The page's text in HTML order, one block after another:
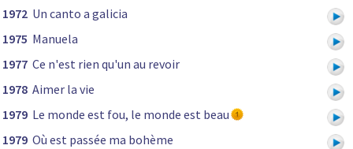
1972 Un canto a galicia
1975 Manuela
1977 Ce n'est rien qu'un au revoir
1978 Aimer la vie
1979 Le monde est fou, le monde est beau
1979 Où est passée ma bohème